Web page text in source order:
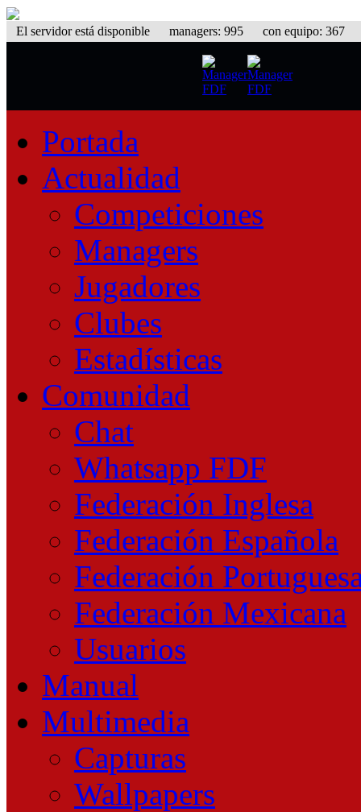
El servidor está disponible managers: 995 con equipo: 367
Portada
Actualidad
Competiciones
Managers
Jugadores
Clubes
Estadísticas
Comunidad
Chat
Whatsapp FDF
Federación Inglesa
Federación Española
Federación
Federación Mexicana
Usuarios
Manual
Multimedia
Capturas
Wallpapers